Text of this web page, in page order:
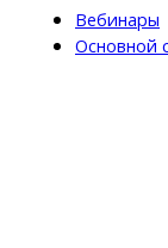
Вебинары
Основной